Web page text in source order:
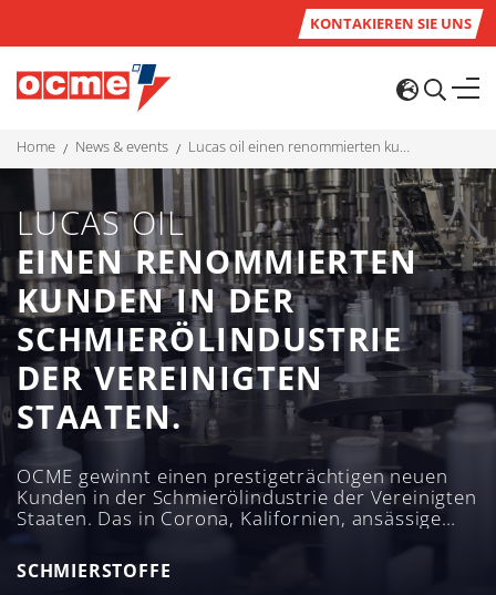
KONTAKIEREN SIE UNS
home news & events lucas oil einen renommierten kunden in der schmierölindustrie der vereinigten staaten.
LUCAS OIL
EINEN RENOMMIERTEN
KUNDEN IN DER
SCHMIERÖLINDUSTRIE
DER VEREINIGTEN
STAATEN.
OCME gewinnt einen prestigeträchtigen neuen
Kunden in der Schmierölindustrie der Vereinigten
Staaten. Das in Corona, Kalifornien, ansässige
Unternehmen Lucas Oil hat die Abfüll- und
Sekundärverpackungslösungen des italienischen
Unternehmens für sein Sortiment an
SCHMIERSTOFFE